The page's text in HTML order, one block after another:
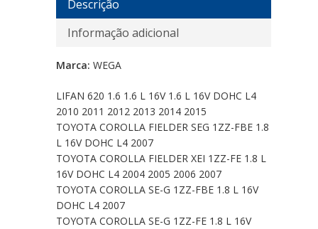
Descrição
Informação adicional
Marca: WEGA
LIFAN 620 1.6 1.6 L 16V 1.6 L 16V DOHC L4
2010 2011 2012 2013 2014 2015
TOYOTA COROLLA FIELDER SEG 1ZZ-FBE 1.8
L 16V DOHC L4 2007
TOYOTA COROLLA FIELDER XEI 1ZZ-FE 1.8 L
16V DOHC L4 2004 2005 2006 2007
TOYOTA COROLLA SE-G 1ZZ-FBE 1.8 L 16V
DOHC L4 2007
TOYOTA COROLLA SE-G 1ZZ-FE 1.8 L 16V